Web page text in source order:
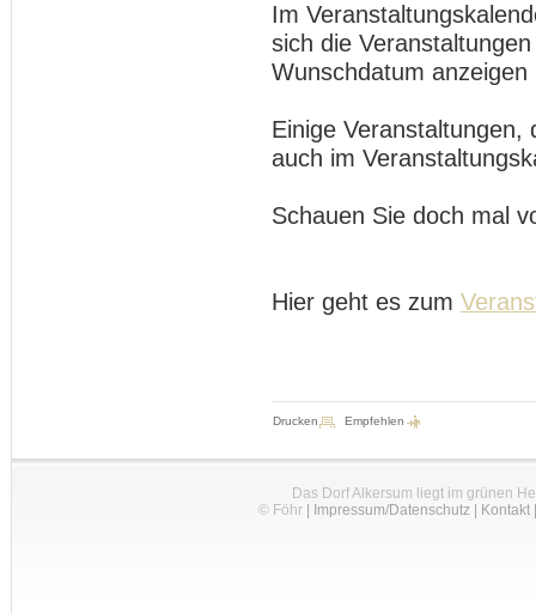
Im
sich die
Wunschdatum
Einige Veranstaltungen,
auch im
Schauen Sie doch mal
Hier geht es zum
Drucken Empfehlen
Das Dorf Alkersum liegt im grünen
© Föhr| Impressum/Datenschutz| Kontakt